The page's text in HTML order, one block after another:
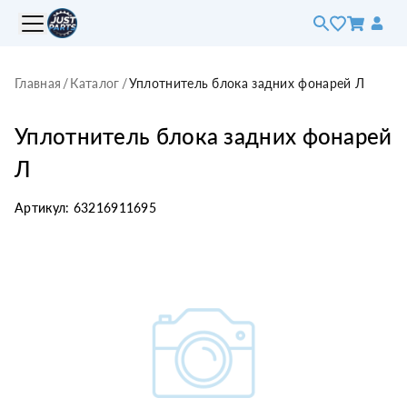
Главная /Каталог /Уплотнитель блока задних фонарей Л
Уплотнитель блока задних фонарей
Л
Артикул: 63216911695